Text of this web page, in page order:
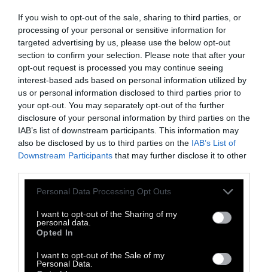
If you wish to opt-out of the sale, sharing to third parties, or
processing of your personal or sensitive information for
targeted advertising by us, please use the below opt-out
section to confirm your selection. Please note that after your
opt-out request is processed you may continue seeing
interest-based ads based on personal information utilized by
us or personal information disclosed to third parties prior to
your opt-out. You may separately opt-out of the further
disclosure of your personal information by third parties on the
IAB’s list of downstream participants. This information may
also be disclosed by us to third parties on the IAB’s List of
Downstream Participants that may further disclose it to other
Personal Data Processing Opt Outs
I want to opt-out of the Sharing of my
personal data.
Opted In
I want to opt-out of the Sale of my
Personal Data.
αντιμετωπίσω, δεν τα καταφέρνεις είναι η
ξεροκεφαλια της ηλικίας μου βλέπεις και του
ρομαντικού μυαλού μου, τα παρατάς λοιπόν
και με παίρνεις αγκαλιά και τότε ξεχνάω τα
πάντα. Έτσι με μια αγκαλιά ξενικό ο κόσμος
έγινε πιο ομορφος. Και τότε καταλαβαίνεις
ότι κάτι καινούργιο ξεκινάει, κάτι όμορφο και
τρομακτικό γιατι αυτά πανε πάντα μαζί,
τόσο που όταν το σκέφτεσαι τρομάζεις και
κλαις. Δεν ξέρεις πως να το διαχειριστεις,
είναι όλα τόσο πρωτόγνωρα και δυνατά, ένα
που έχασε τον δρόμο και μετά από χρόνια σε
βρήκε και σε χτύπησε ακαριαία.